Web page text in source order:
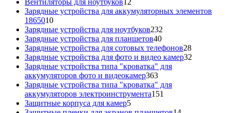
Вентиляторы для ноутбуков12
товаров
Зарядные устройства для аккумуляторных элементов
186501010
товаров
Зарядные устройства для ноутбуков232
Зарядные устройства для планшетов4040
товаров
Зарядные устройства для сотовых телефонов2828
товаров
Зарядные устройства для фото и видео камер32
Зарядные устройства типа "кроватка" для
аккумуляторов фото и видеокамер363363
товара
Зарядные устройства типа "кроватка" для
аккумуляторов электроинструмента151
Защитные корпуса для камер55